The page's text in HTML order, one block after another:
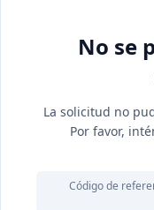
No se
La solicitud no
Por favor,
Código de